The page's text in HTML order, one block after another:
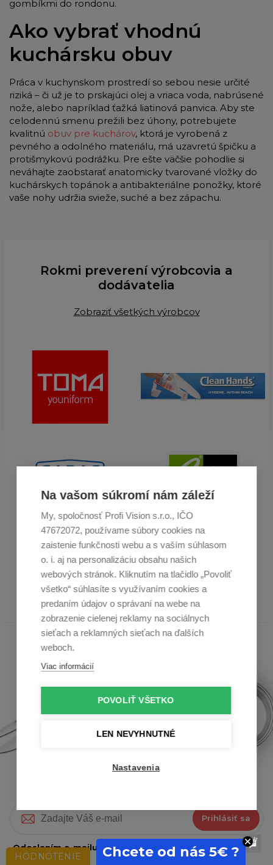
Na vašom súkromí nám záleží
My, spoločnosť Profi Vision s.r.o., IČO
47672072, používame súbory cookies na
zaistenie funkčnosti webu a s vaším súhlasom
o. i. aj na personalizáciu obsahu našich
webových stránok. Kliknutím na tlačidlo „Povoliť
všetko“ súhlasíte s využívaním cookies a
predaním údajov o správaní na webe na
zobrazenie cielenej reklamy na sociálnych
sieťach a reklamných sieťach na ďalších
weboch.
Viac informácií
POVOLIŤ VŠETKO
LEN NEVYHNUTNÉ
Nastavenia
gombíkmi do rondonu.
Ako vybrať vhodnú
kuchársku obuv
Práca v kuchynskom prostredí so sebou nesie určité
riziká – či už je to prskajúci olej a vriaca voda, nabrúsené
nože, alebo napríklad ťažká liatinová panvica. Aby ste
celodennú smenu prežili bez úhony, potrebujete
kvalitnú obuv pre kuchárov, ktorá je vyrobená z
pevného a odolného materiálu, má uzavretú špičku a
protišmykovú podrážku. Pre ešte väčšie pohodlie si
neváhajte zaobstarať anatomicky tvarované vložky do
kuchárskych topánok a antibakteriálne ponožky, ktoré
vaše nohy udržia svieže, suché a bez zápachu.
Rokmi preverení výrobcovia a
dodávatelia
Zobraziť všetkých výrobcov
To najlepšie do Vašej pošty
Prihlásiť sa
Odoslaním e-mailu súhlasíte so
spracovaním osobných
HODNOTENIE Chcete od nás 5€ ?